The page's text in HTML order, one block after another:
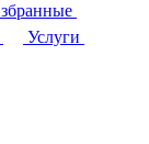
Услуги